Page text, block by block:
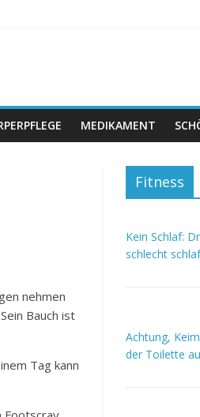
MEDIKAMENT
nehmen
Bauch ist
Tag kann
Fitness
Kein Schlaf:
schlecht
Achtung,
der Toilette